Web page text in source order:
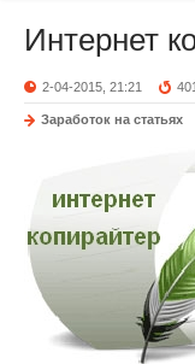
Интернет
2-04-2015, 21:21
Заработок на статьях